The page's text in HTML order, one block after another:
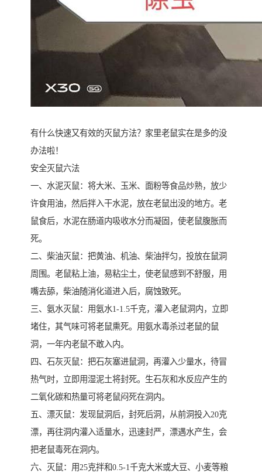
有什么快速又有效的灭鼠方法？家里老鼠实在是多的没
办法啦！
安全灭鼠六法
一、水泥灭鼠：将大米、玉米、面粉等食品炒熟，放少
许食用油，然后拌入干水泥，放在老鼠出没的地方。老
鼠食后，水泥在肠道内吸收水分而凝固，使老鼠腹胀而
死。
二、柴油灭鼠：把黄油、机油、柴油拌匀，投放在鼠洞
周围。老鼠粘上油，易粘尘土，使老鼠感到不舒服，用
嘴去舔，柴油随消化道进入后，腐蚀致死。
三、氨水灭鼠：用氨水1-1.5千克，灌入老鼠洞内，立即
堵住，其气味可将老鼠熏死。用氨水毒杀过老鼠的鼠
洞，一年内老鼠不敢入内。
四、石灰灭鼠：把石灰塞进鼠洞，再灌入少量水，待冒
热气时，立即用湿泥土将封死。生石灰和水反应产生的
二氧化碳和热量可将老鼠闷死在洞内。
五、漂灭鼠：发现鼠洞后，封死后洞，从前洞投入20克
漂，再往洞内灌入适量水，迅速封严，漂遇水产生，会
把老鼠毒死在洞内。
六、灭鼠：用25克拌和0.5-1千克大米或大豆、小麦等粮